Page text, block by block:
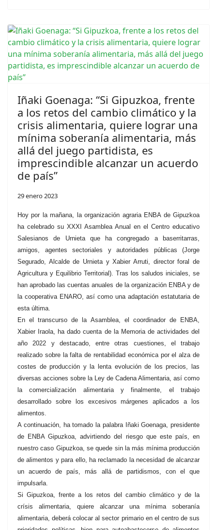
Iñaki Goenaga: “Si Gipuzkoa, frente
a los retos del cambio climático y la
crisis alimentaria, quiere lograr una
mínima soberanía alimentaria, más
allá del juego partidista, es
imprescindible alcanzar un acuerdo
de país”
29 enero 2023
Hoy por la mañana, la organización agraria ENBA de Gipuzkoa
ha celebrado su XXXI Asamblea Anual en el Centro educativo
Salesianos de Urnieta que ha congregado a baserritarras,
amigos, agentes sectoriales y autoridades públicas (Jorge
Segurado, Alcalde de Urnieta y Xabier Arruti, director foral de
Agricultura y Equilibrio Territorial). Tras los saludos iniciales, se
han aprobado las cuentas anuales de la organización ENBA y de
la cooperativa ENARO, así como una adaptación estatutaria de
esta última.
En el transcurso de la Asamblea, el coordinador de ENBA,
Xabier Iraola, ha dado cuenta de la Memoria de actividades del
año 2022 y destacado, entre otras cuestiones, el trabajo
realizado sobre la falta de rentabilidad económica por el alza de
costes de producción y la lenta evolución de los precios, las
diversas acciones sobre la Ley de Cadena Alimentaria, así como
la comercialización alimentaria y finalmente, el trabajo
desarrollado sobre los excesivos márgenes aplicados a los
alimentos.
A continuación, ha tomado la palabra Iñaki Goenaga, presidente
de ENBA Gipuzkoa, advirtiendo del riesgo que este país, en
nuestro caso Gipuzkoa, se quede sin la más mínima producción
de alimentos y para ello, ha reclamado la necesidad de alcanzar
un acuerdo de país, más allá de partidismos, con el que
impulsarla.
Si Gipuzkoa, frente a los retos del cambio climático y de la
crísis alimentaria, quiere alcanzar una mínima soberanía
alimentaria, deberá colocar al sector primario en el centro de sus